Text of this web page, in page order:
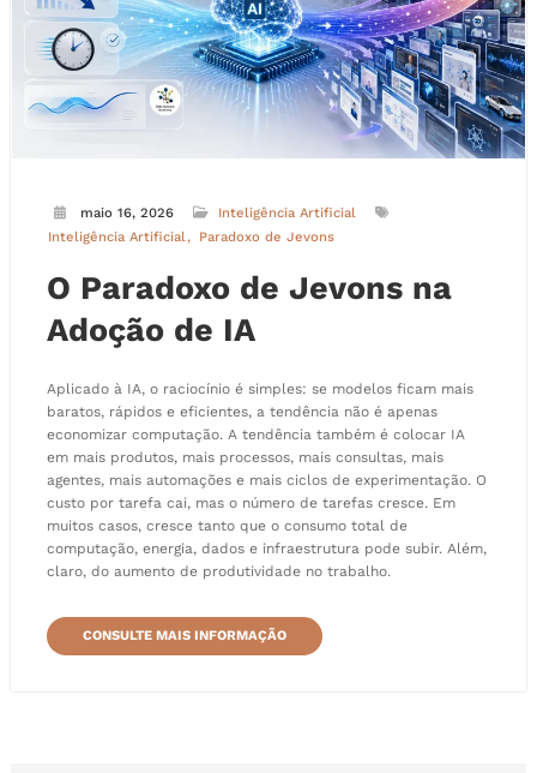
maio 16, 2026
Inteligência Artificial
Inteligência Artificial
Paradoxo de Jevons
O Paradoxo de Jevons na
Adoção de IA
Aplicado à IA, o raciocínio é simples: se modelos ficam mais
baratos, rápidos e eficientes, a tendência não é apenas
economizar computação. A tendência também é colocar IA
em mais produtos, mais processos, mais consultas, mais
agentes, mais automações e mais ciclos de experimentação. O
custo por tarefa cai, mas o número de tarefas cresce. Em
muitos casos, cresce tanto que o consumo total de
computação, energia, dados e infraestrutura pode subir. Além,
claro, do aumento de produtividade no trabalho.
CONSULTE MAIS INFORMAÇÃO